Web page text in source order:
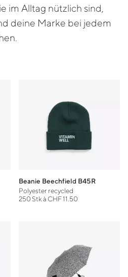
im Alltag nützlich sind,
deine Marke bei jedem
Beanie Beechfield B45R
Polyester recycled
250 Stk à CHF 11.50